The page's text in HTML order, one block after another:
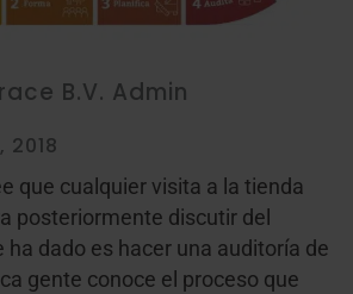
B.V. Admin
2018
que cualquier visita a la tienda
posteriormente discutir del
ha dado es hacer una auditoría de
gente conoce el proceso que